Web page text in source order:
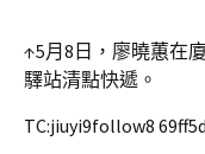
↑5月8日，廖曉蕙在
驛站清點快遞。
TC:jiuyi9follow8